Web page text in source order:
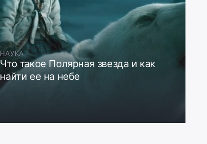
НАУКА
Что такое Полярная звезда и как
найти ее на небе